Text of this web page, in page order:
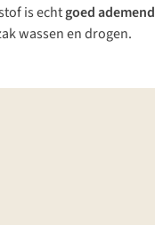
is echtgoed ademend
wassen en drogen.